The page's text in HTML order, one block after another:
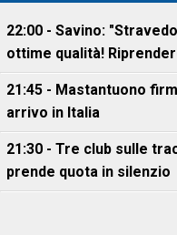
22:00 - Savino:
ottime qualità!
21:45 - Mastantuono
arrivo in Italia
21:30 - Tre club sulle
prende quota in silenzio